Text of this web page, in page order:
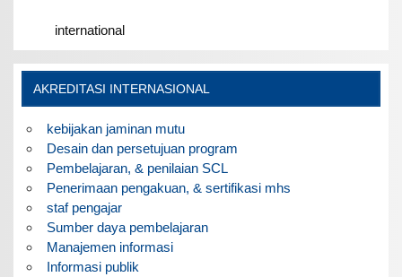
international
AKREDITASI INTERNASIONAL
kebijakan jaminan mutu
Desain dan persetujuan program
Pembelajaran, & penilaian SCL
Penerimaan pengakuan, & sertifikasi mhs
staf pengajar
Sumber daya pembelajaran
Manajemen informasi
Informasi publik